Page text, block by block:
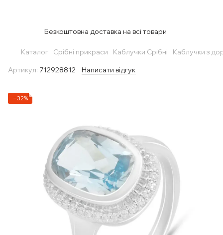
Безкоштовна доставка на всі товари
Каталог Срібні прикраси Каблучки Срібні
Каблучки з
Артикул: 712928812 Написати відгук
−32%